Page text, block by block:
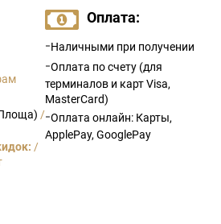
/
/
Оплата:
-Наличными при получении
-Оплата по счету (для
терминалов и карт Visa,
MasterCard)
-Оплата онлайн: Карты,
ApplePay, GooglePay